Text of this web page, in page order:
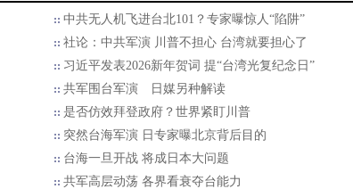
中共无人机飞进台北101？专家曝惊人“陷阱”
社论：中共军演 川普不担心 台湾就要担心了
习近平发表2026新年贺词 提“台湾光复纪念日”
共军围台军演 日媒另种解读
是否仿效拜登政府？世界紧盯川普
突然台海军演 日专家曝北京背后目的
台海一旦开战 将成日本大问题
​共军高层动荡 各界看衰夺台能力